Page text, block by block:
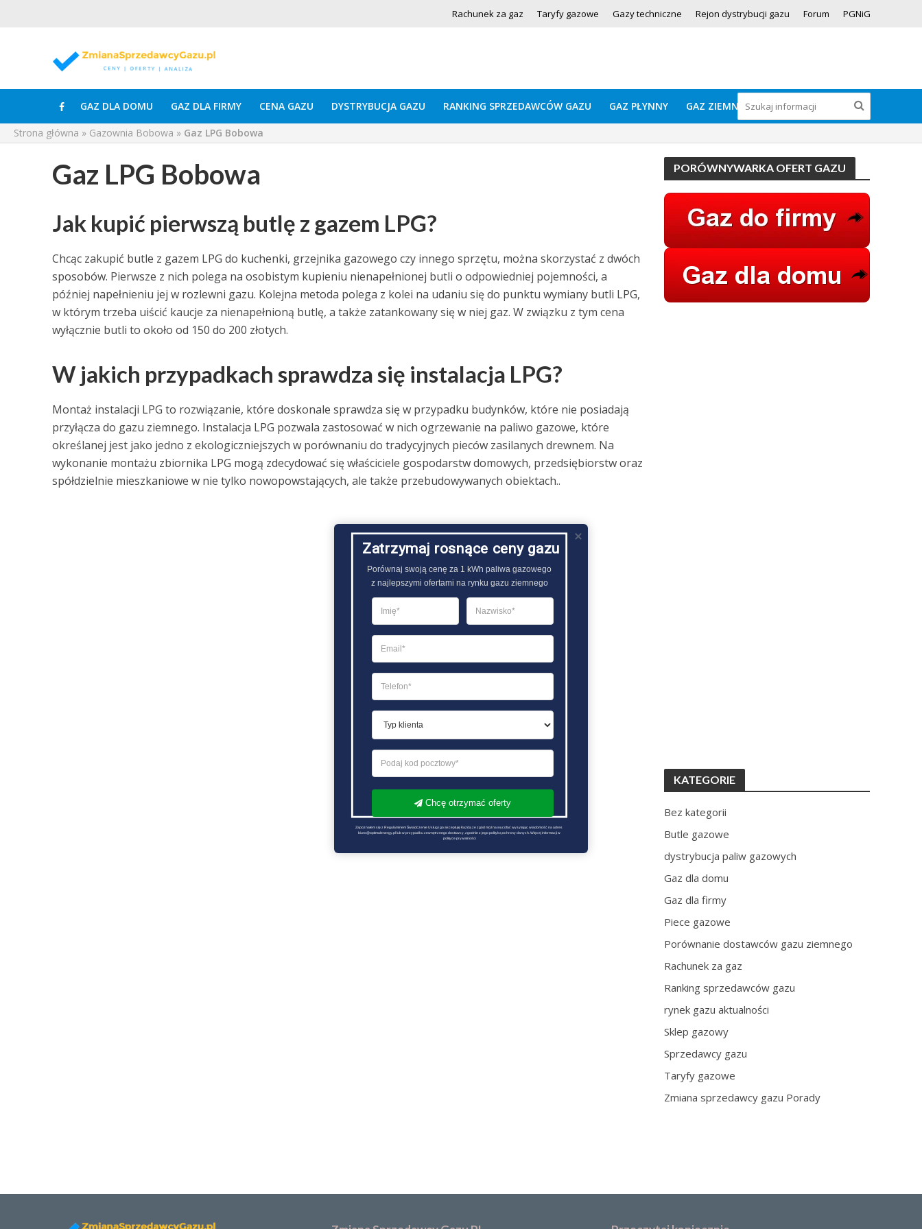
Rachunek za gaz Taryfy gazowe Gazy techniczne Rejon dystrybucji gazu Forum PGNiG
GAZ DLA DOMU GAZ DLA FIRMY CENA GAZU DYSTRYBUCJA GAZU RANKING SPRZEDAWCÓW GAZU GAZ PŁYNNY GAZ ZIEMNY
Strona główna » Gazownia Bobowa » Gaz LPG Bobowa
Gaz LPG Bobowa
Jak kupić pierwszą butlę z gazem LPG?
Chcąc zakupić butle z gazem LPG do kuchenki, grzejnika gazowego czy innego sprzętu, można skorzystać z dwóch
sposobów. Pierwsze z nich polega na osobistym kupieniu nienapełnionej butli o odpowiedniej pojemności, a
później napełnieniu jej w rozlewni gazu. Kolejna metoda polega z kolei na udaniu się do punktu wymiany butli LPG,
w którym trzeba uiścić kaucje za nienapełnioną butlę, a także zatankowany się w niej gaz. W związku z tym cena
wyłącznie butli to około od 150 do 200 złotych.
W jakich przypadkach sprawdza się instalacja LPG?
Montaż instalacji LPG to rozwiązanie, które doskonale sprawdza się w przypadku budynków, które nie posiadają
przyłącza do gazu ziemnego. Instalacja LPG pozwala zastosować w nich ogrzewanie na paliwo gazowe, które
określanej jest jako jedno z ekologiczniejszych w porównaniu do tradycyjnych pieców zasilanych drewnem. Na
wykonanie montażu zbiornika LPG mogą zdecydować się właściciele gospodarstw domowych, przedsiębiorstw oraz
spółdzielnie mieszkaniowe w nie tylko nowopowstających, ale także przebudowywanych obiektach..
PORÓWNYWARKA OFERT GAZU
KATEGORIE
Bez kategorii
Butle gazowe
dystrybucja paliw gazowych
Gaz dla domu
Gaz dla firmy
Piece gazowe
Porównanie dostawców gazu ziemnego
Rachunek za gaz
Ranking sprzedawców gazu
rynek gazu aktualności
Sklep gazowy
Sprzedawcy gazu
Taryfy gazowe
Zmiana sprzedawcy gazu Porady
Zatrzymaj rosnące ceny gazu
Porównaj swoją cenę za 1 kWh paliwa gazowego
z najlepszymi ofertami na rynku gazu ziemnego
Chcę otrzymać oferty
Zapoznałem się z Regulaminem Świadczenie Usług i go akceptuję Każdą ze zgód można wycofać wysyłając wiadomość na adres
biuro@optimalenergy.pl lub w przypadku zewnętrznego dostawcy, zgodnie z jego polityką ochrony danych. Więcej informacji w
polityce prywatności